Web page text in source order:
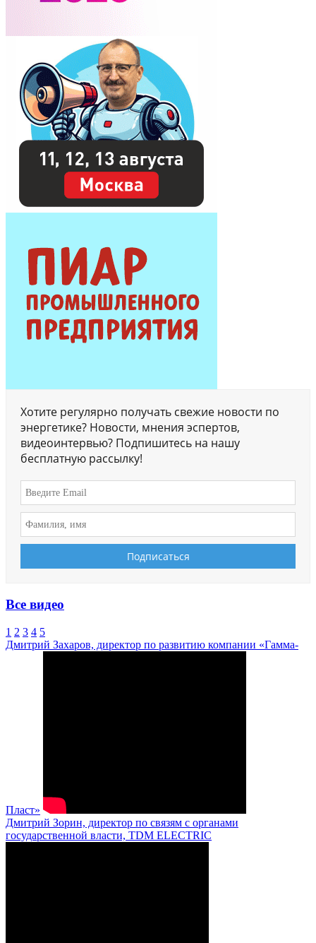
Хотите регулярно получать свежие новости по
энергетике? Новости, мнения эспертов,
видеоинтервью? Подпишитесь на нашу
бесплатную рассылку!
Все видео
1 2 3 4 5
Дмитрий Захаров, директор по развитию компании «Гамма-
Пласт»
Дмитрий Зорин, директор по связям с органами
государственной власти, TDM ELECTRIC